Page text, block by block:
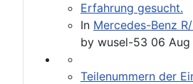
Erfahrung gesucht.
In Mercedes-Benz
by wusel-53 06
Teilenummern der